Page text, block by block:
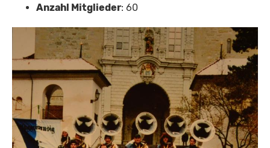
Anzahl Mitglieder: 60